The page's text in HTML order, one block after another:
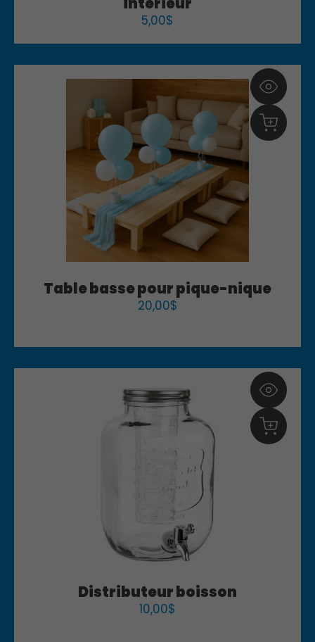
5,00$
Table basse pour pique-nique
20,00$
Distributeur boisson
10,00$